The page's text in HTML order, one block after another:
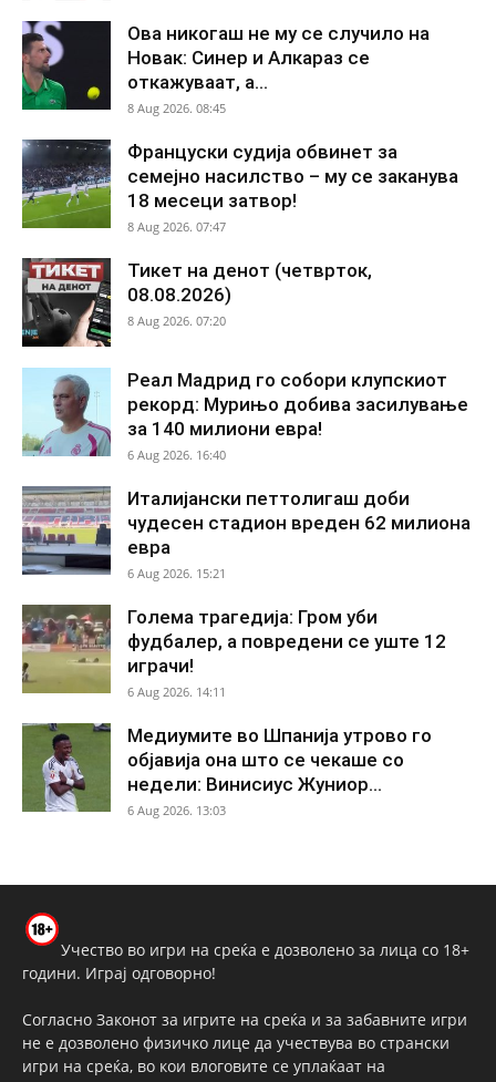
Ова никогаш не му се случило на
Новак: Синер и Алкараз се
откажуваат, а...
8 Aug 2026. 08:45
Француски судија обвинет за
семејно насилство – му се заканува
18 месеци затвор!
8 Aug 2026. 07:47
Тикет на денот (четврток,
08.08.2026)
8 Aug 2026. 07:20
Реал Мадрид го собори клупскиот
рекорд: Мурињо добива засилување
за 140 милиони евра!
6 Aug 2026. 16:40
Италијански петтолигаш доби
чудесен стадион вреден 62 милиона
евра
6 Aug 2026. 15:21
Голема трагедија: Гром уби
фудбалер, а повредени се уште 12
играчи!
6 Aug 2026. 14:11
Медиумите во Шпанија утрово го
објавија она што се чекаше со
недели: Винисиус Жуниор...
6 Aug 2026. 13:03
Учество во игри на среќа е дозволено за лица со 18+
години. Играј одговорно!
Согласно Законот за игрите на среќа и за забавните игри
не е дозволено физичко лице да учествува во странски
игри на среќа, во кои влоговите се уплаќаат на